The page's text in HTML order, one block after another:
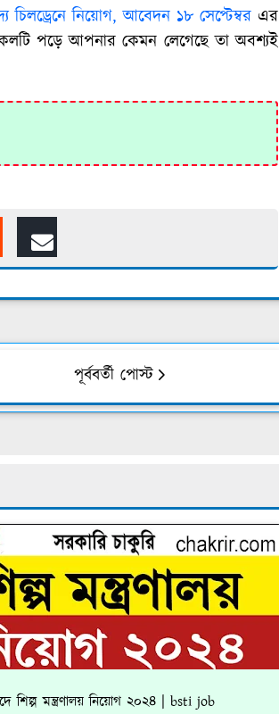
চিলড্রেনে নিয়োগ, আবেদন ১৮ সেপ্টেম্বরএর
পড়ে আপনার কেমন লেগেছে তা অবশ্যই
পূর্ববর্তী পোস্ট
শিল্প মন্ত্রণালয় নিয়োগ ২০২৪ | bsti job